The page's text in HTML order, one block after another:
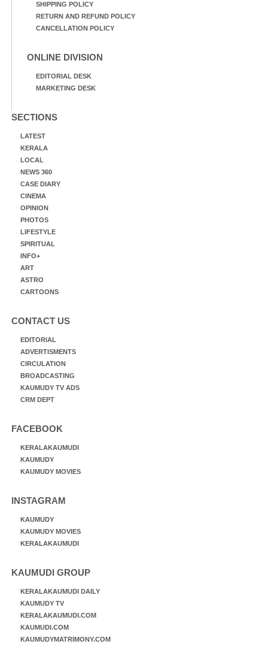
SHIPPING POLICY
RETURN AND REFUND POLICY
CANCELLATION POLICY
ONLINE DIVISION
EDITORIAL DESK
MARKETING DESK
SECTIONS
LATEST
KERALA
LOCAL
NEWS 360
CASE DIARY
CINEMA
OPINION
PHOTOS
LIFESTYLE
SPIRITUAL
INFO+
ART
ASTRO
CARTOONS
CONTACT US
EDITORIAL
ADVERTISMENTS
CIRCULATION
BROADCASTING
KAUMUDY TV ADS
CRM DEPT
FACEBOOK
KERALAKAUMUDI
KAUMUDY
KAUMUDY MOVIES
INSTAGRAM
KAUMUDY
KAUMUDY MOVIES
KERALAKAUMUDI
KAUMUDI GROUP
KERALAKAUMUDI DAILY
KAUMUDY TV
KERALAKAUMUDI.COM
KAUMUDI.COM
KAUMUDYMATRIMONY.COM